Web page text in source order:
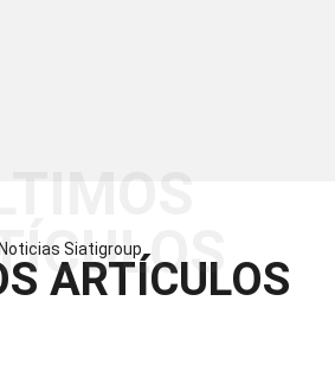
Noticias Siatigroup
ARTÍCULOS